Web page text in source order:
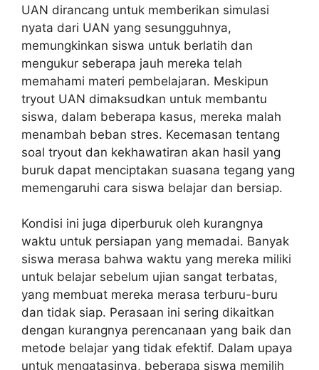
UAN dirancang untuk memberikan simulasi
nyata dari UAN yang sesungguhnya,
memungkinkan siswa untuk berlatih dan
mengukur seberapa jauh mereka telah
memahami materi pembelajaran. Meskipun
tryout UAN dimaksudkan untuk membantu
siswa, dalam beberapa kasus, mereka malah
menambah beban stres. Kecemasan tentang
soal tryout dan kekhawatiran akan hasil yang
buruk dapat menciptakan suasana tegang yang
memengaruhi cara siswa belajar dan bersiap.
Kondisi ini juga diperburuk oleh kurangnya
waktu untuk persiapan yang memadai. Banyak
siswa merasa bahwa waktu yang mereka miliki
untuk belajar sebelum ujian sangat terbatas,
yang membuat mereka merasa terburu-buru
dan tidak siap. Perasaan ini sering dikaitkan
dengan kurangnya perencanaan yang baik dan
metode belajar yang tidak efektif. Dalam upaya
untuk mengatasinya, beberapa siswa memilih